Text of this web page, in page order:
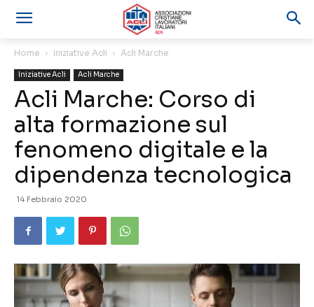
Home Iniziative Acli Acli Marche
Iniziative Acli Acli Marche
Acli Marche: Corso di
alta formazione sul
fenomeno digitale e la
dipendenza tecnologica
14 Febbraio 2020